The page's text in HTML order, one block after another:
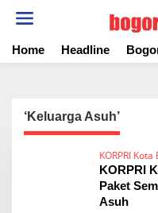
t
Home Headline
‘Keluarga Asuh’
KORPRI
KORPRI
Paket
Asuh